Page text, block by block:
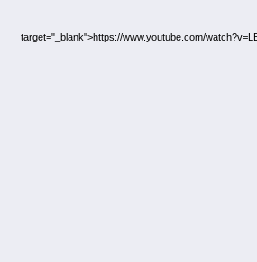
target="_blank">https://www.youtube.com/